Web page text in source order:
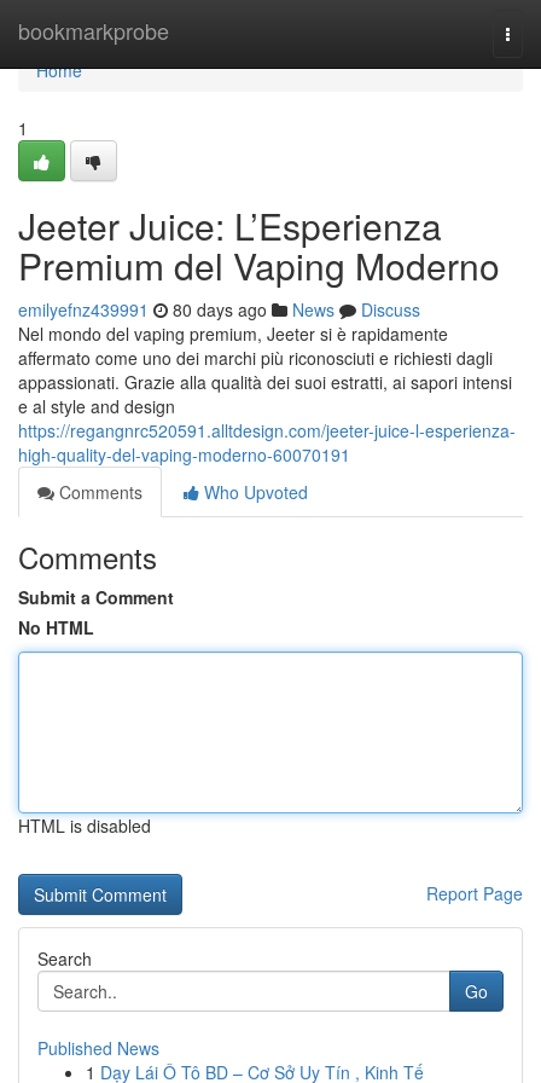
bookmarkprobe
Home
Home
1
Jeeter Juice: L’Esperienza
Premium del Vaping Moderno
emilyefnz439991 80 days ago News
Discuss
Nel mondo del vaping premium, Jeeter si è rapidamente
affermato come uno dei marchi più riconosciuti e richiesti dagli
appassionati. Grazie alla qualità dei suoi estratti, ai sapori intensi
e al style and design
https://regangnrc520591.alltdesign.com/jeeter-juice-l-esperienza-
high-quality-del-vaping-moderno-60070191
Comments
Who Upvoted
Comments
Submit a Comment
No HTML
HTML is disabled
Report Page
Search
Go
Published News
1 Dạy Lái Ô Tô BD – Cơ Sở Uy Tín , Kinh Tế